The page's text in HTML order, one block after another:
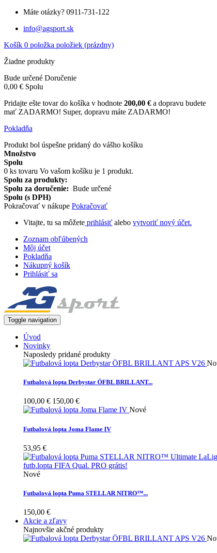
Máte otázky? 0911-731-122
info@agsport.sk
Košík 0 položka položiek (prázdny)
Žiadne produkty
Bude určené Doručenie
0,00 € Spolu
Pridajte ešte tovar do košíka v hodnote 200,00 € a dopravu budete
mať ZADARMO! Super, dopravu máte ZADARMO!
Pokladňa
Produkt bol úspešne pridaný do vášho košíku
Množstvo
Spolu
0 ks tovaru Vo vašom košíku je 1 produkt.
Spolu za produkty:
Spolu za doručenie: Bude určené
Spolu (s DPH)
Pokračovať v nákupe Pokračovať
Vitajte, tu sa môžete prihlásiť alebo vytvoriť nový účet.
Zoznam obľúbených
Môj účet
Pokladňa
Nákupný košík
Prihlásiť sa
Toggle navigation
Úvod
Novinky
Naposledy pridané produkty
Futbalová lopta Derbystar ÖFBL BRILLANT...
100,00 € 150,00 €
Nové
Futbalová lopta Joma Flame IV
53,95 €
Nové
Futbalová lopta Puma STELLAR NITRO™...
150,00 €
Akcie a zľavy
Najnovšie akčné produkty